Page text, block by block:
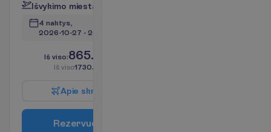
Išvykimo miesta
4 naktys,
2026-10-27 - 2026-10-31
Iš viso:865.00
Iš viso1730.00
Apie skr
Rezervuo